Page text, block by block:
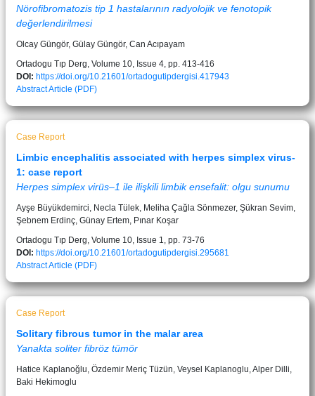
Nörofibromatozis tip 1 hastalarının radyolojik ve fenotopik
değerlendirilmesi
Olcay Güngör, Gülay Güngör, Can Acıpayam
Ortadogu Tıp Derg, Volume 10, Issue 4, pp. 413-416
DOI: https://doi.org/10.21601/ortadogutipdergisi.417943
AbstractArticle (PDF)
Case Report
Limbic encephalitis associated with herpes simplex virus-
1: case report
Herpes simplex virüs–1 ile ilişkili limbik ensefalit: olgu sunumu
Ayşe Büyükdemirci, Necla Tülek, Meliha Çağla Sönmezer, Şükran Sevim,
Şebnem Erdinç, Günay Ertem, Pınar Koşar
Ortadogu Tıp Derg, Volume 10, Issue 1, pp. 73-76
DOI: https://doi.org/10.21601/ortadogutipdergisi.295681
AbstractArticle (PDF)
Case Report
Solitary fibrous tumor in the malar area
Yanakta soliter fibröz tümör
Hatice Kaplanoğlu, Özdemir Meriç Tüzün, Veysel Kaplanoglu, Alper Dilli,
Baki Hekimoglu